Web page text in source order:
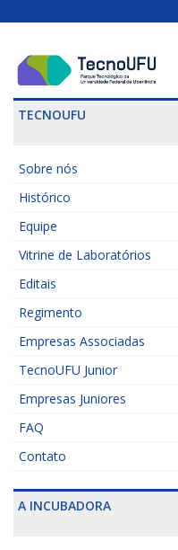
TECNOUFU
Sobre nós
Histórico
Equipe
Vitrine de Laboratórios
Editais
Regimento
Empresas Associadas
TecnoUFU Junior
Empresas Juniores
FAQ
Contato
A INCUBADORA